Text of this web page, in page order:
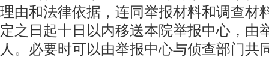
理由和法律依据，连同举报材料和调查材
定之日起十日以内移送本院举报中心，由
人。必要时可以由举报中心与侦查部门共